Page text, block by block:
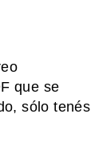
que se
sólo tenés